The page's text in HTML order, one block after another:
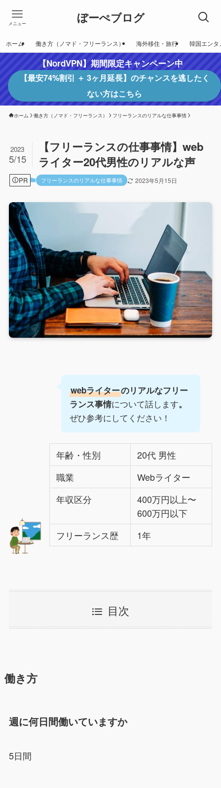
ぼーぺブログ
メニュー
ホーム 働き方（ノマド・フリーランス） 海外移住・旅行 韓国エンタ
【NordVPN】期間限定キャンペーン中
【最安74%割引 ＋ 3ヶ月延長】のチャンスを逃したく
ない方はこちら
ホーム 働き方（ノマド・フリーランス） フリーランスのリアルな仕事事情
【フリーランスの仕事事情】web
ライター20代男性のリアルな声
2023
5/15
PR フリーランスのリアルな仕事事情 2023年5月15日
webライターのリアルなフリー
ランス事情について話します。
ぜひ参考にしてください！
年齢・性別
20代 男性
職業
Webライター
年収区分
400万円以上〜
600万円以下
フリーランス歴
1年
目次
働き方
週に何日間働いていますか
5日間